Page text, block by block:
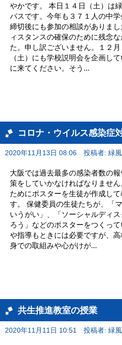
やかです。 本日１４日（土）は
パスです。今年も３７１人の中学
締切後にも参加の相談がありま
ィスタンスの確保のために残念
た。申し訳ございません。１２
（土）にも学校説明会を企画し
に来てください。そう...
コロナ・ウイルス感染症
2020年11月13日 08:06 投稿者: 緑
大阪では過去最多の感染者数の
策をしていかなければなりませ
ためにポスターを生徒が作成し
す。 保健委員の生徒たちが、「
いうがい」、「ソーシャルディ
ろう」などのポスターをつくっ
や指導もときには必要ですが、
身での取組みや心がけが...
共生推進教室の授業
2020年11月11日 10:51 投稿者: 緑